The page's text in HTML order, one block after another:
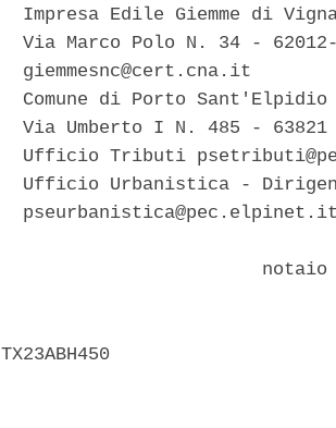
Impresa Edile Giemme di
Via Marco Polo N. 34 -
  giemmesnc@cert.cna.it
Comune di Porto
Via Umberto I N. 485 -
Ufficio Tributi
Ufficio Urbanistica -